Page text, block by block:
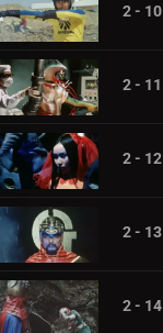
2 - 10
2 - 11
2 - 12
2 - 13
2 - 14